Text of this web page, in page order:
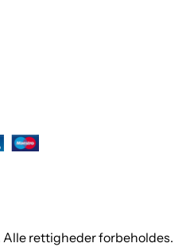
rettigheder forbeholdes.